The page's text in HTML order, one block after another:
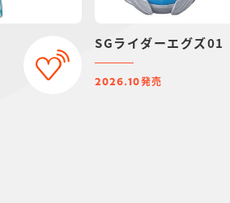
SGライダーエグズ01
2026.10発売